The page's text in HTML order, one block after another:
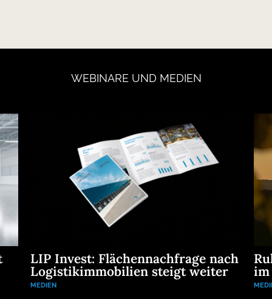
WEBINAREUND MEDIEN
LIP Invest: Flächennachfrage nach
Logistikimmobilien steigt weiter
MEDIEN
im